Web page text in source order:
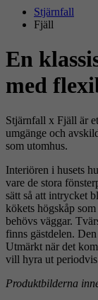
Stjärnfall
Fjäll
En
med
Stjärnfall x Fjäll är
umgänge och
som utomhus.
Interiören i husets
vare de stora
sätt så att intrycket
kökets högskåp
behövs väggar.
finns gästdelen.
Utmärkt när det
vill hyra ut
Produktbilderna